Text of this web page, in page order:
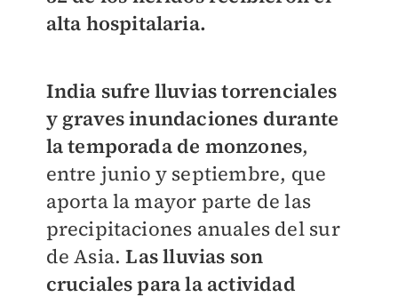
alta hospitalaria.
India sufre lluvias torrenciales
y graves inundaciones durante
la temporada de monzones,
entre junio y septiembre, que
aporta la mayor parte de las
precipitaciones anuales del sur
de Asia.Las lluvias son
cruciales para la actividad